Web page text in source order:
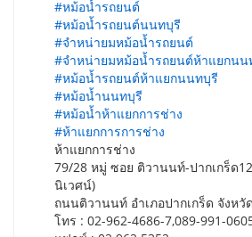
#หม้อน้ำรถยนต์
#หม้อน้ำรถยนต์นนทบุรี
#จำหน่ายมหม้อน้ำรถยนต์
#จำหน่ายมหม้อน้ำรถยนต์ห้าแยกนน
#หม้อน้ำรถยนต์ห้าแยกนนทบุรี
#หม้อน้ำนนทบุรี
#หม้อน้ำห้าแยกการช่าง
#ห้าแยกการการช่าง
ห้าแยกการช่าง
79/28 หมู่ ซอย ติวานนท์-ปากเกร็ด
นิเวศน์)
ถนนติวานนท์ อำเภอปากเกร็ด จังห
โทร : 02-962-4686-7,089-991-